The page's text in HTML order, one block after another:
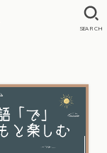
SEARCH